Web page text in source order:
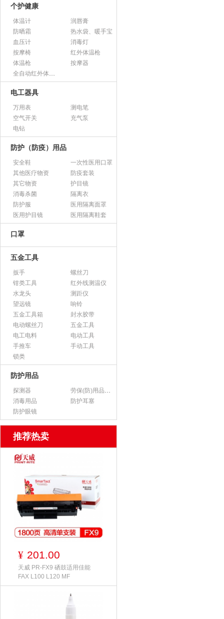
个护健康
体温计
润唇膏
防晒霜
热水袋、暖手宝
血压计
消毒灯
按摩椅
红外体温枪
体温枪
按摩器
全自动红外体温监测仪
电工器具
万用表
测电笔
空气开关
充气泵
电钻
防护（防疫）用品
安全鞋
一次性医用口罩
其他医疗物资
防疫套装
其它物资
护目镜
消毒杀菌
隔离衣
防护服
医用隔离面罩
医用护目镜
医用隔离鞋套
口罩
五金工具
扳手
螺丝刀
钳类工具
红外线测温仪
水龙头
测距仪
望远镜
响铃
五金工具箱
封水胶带
电动螺丝刀
五金工具
电工电料
电动工具
手推车
手动工具
锁类
防护用品
探测器
劳保(防)用品（不含医用产品）
消毒用品
防护耳塞
防护眼镜
推荐热卖
¥ 201.00
天威 PR-FX9 硒鼓适用佳能
FAX L100 L120 MF